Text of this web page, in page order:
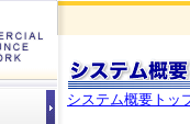
システム概要トッ